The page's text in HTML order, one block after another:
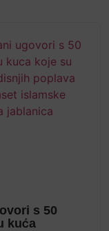
s 50
kuća